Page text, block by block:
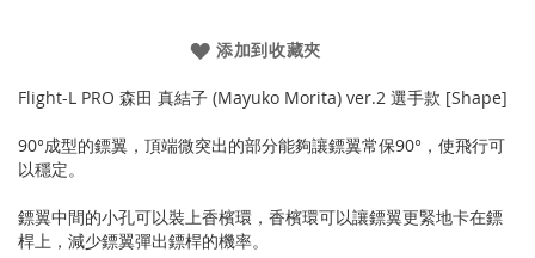
添加到收藏夾
Flight-L PRO 森田 真結子 (Mayuko Morita) ver.2 選手款 [Shape]
90°成型的鏢翼，頂端微突出的部分能夠讓鏢翼常保90°，使飛行可
以穩定。
鏢翼中間的小孔可以裝上香檳環，香檳環可以讓鏢翼更緊地卡在鏢
桿上，減少鏢翼彈出鏢桿的機率。